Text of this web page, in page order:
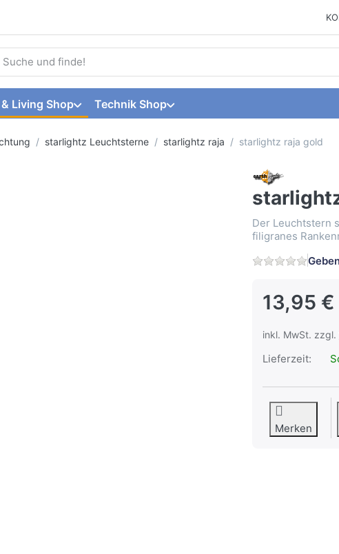
Sie einen Suchbegriff ein. Während Sie tippen, erscheinen
Living Shop Technik Shop
starlightz Leuchtsterne starlightz raja starlightz raja gold
Der Leuchtstern
filigranes
13,95 €
inkl. MwSt. zzgl.
Lieferzeit:
Merken